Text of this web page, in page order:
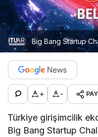
Big Bang Startup
+ -
Türkiye girişimcilik
Big Bang Startup